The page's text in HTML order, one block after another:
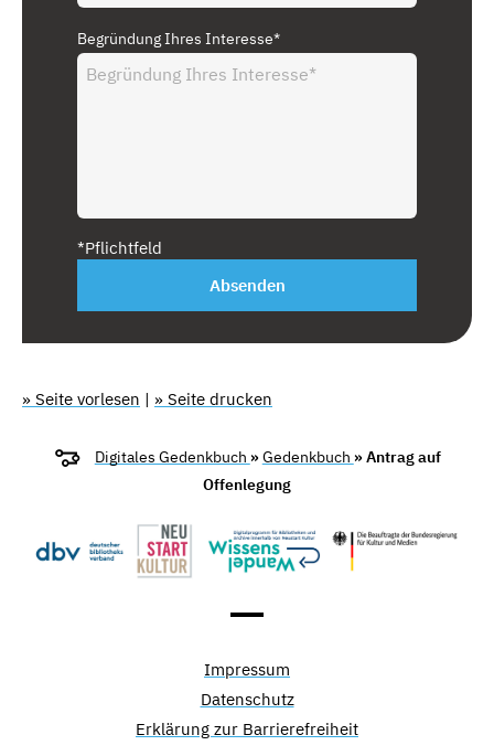
Begründung Ihres Interesse*
*Pflichtfeld
Absenden
» Seite vorlesen | » Seite drucken
Digitales Gedenkbuch »Gedenkbuch » Antrag auf
Offenlegung
Impressum
Datenschutz
Erklärung zur Barrierefreiheit